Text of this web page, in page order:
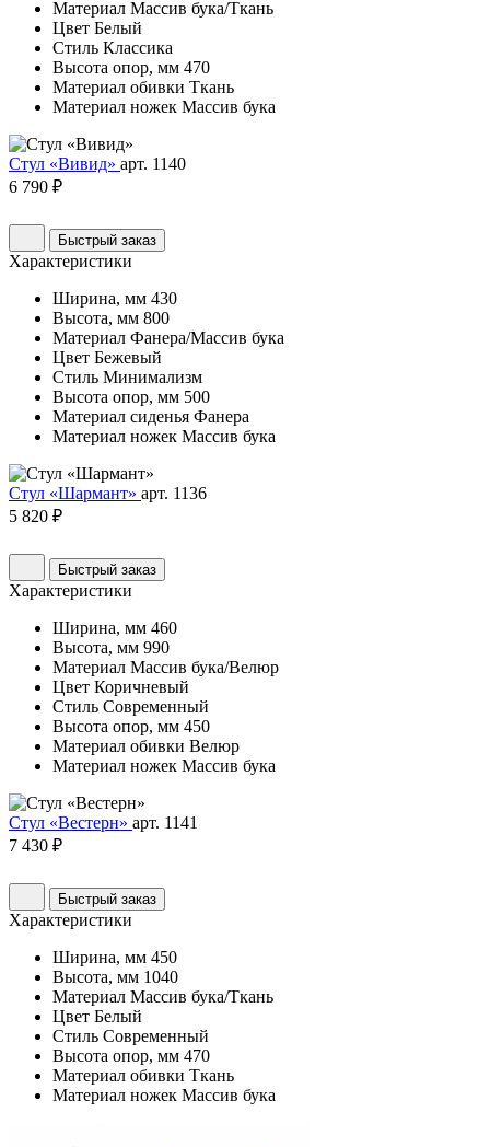
Материал Массив бука/Ткань
Цвет Белый
Стиль Классика
Высота опор, мм 470
Материал обивки Ткань
Материал ножек Массив бука
Стул «Вивид» арт. 1140
6 790 ₽
Быстрый заказ
Характеристики
Ширина, мм 430
Высота, мм 800
Материал Фанера/Массив бука
Цвет Бежевый
Стиль Минимализм
Высота опор, мм 500
Материал сиденья Фанера
Материал ножек Массив бука
Стул «Шармант» арт. 1136
5 820 ₽
Быстрый заказ
Характеристики
Ширина, мм 460
Высота, мм 990
Материал Массив бука/Велюр
Цвет Коричневый
Стиль Современный
Высота опор, мм 450
Материал обивки Велюр
Материал ножек Массив бука
Стул «Вестерн» арт. 1141
7 430 ₽
Быстрый заказ
Характеристики
Ширина, мм 450
Высота, мм 1040
Материал Массив бука/Ткань
Цвет Белый
Стиль Современный
Высота опор, мм 470
Материал обивки Ткань
Материал ножек Массив бука